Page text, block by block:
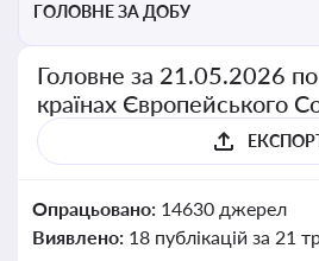
ГОЛОВНЕ ЗА ДОБУ
Головне за 21.05.2026
країнах Європейського
Опрацьовано: 14630 джерел
Виявлено: 18 публікацій за 21